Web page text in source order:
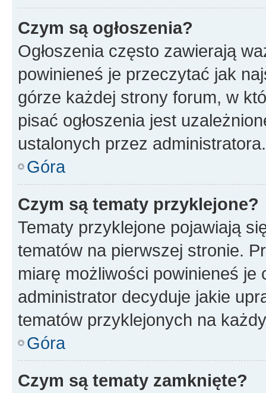
Czym są ogłoszenia?
Ogłoszenia często zawierają
powinieneś je przeczytać jak
górze każdej strony forum, w
pisać ogłoszenia jest
ustalonych przez administratora.
Góra
Czym są tematy przyklejone?
Tematy przyklejone pojawiają
tematów na pierwszej stronie.
miarę możliwości powinieneś je
administrator decyduje jakie
tematów przyklejonych na
Góra
Czym są tematy zamknięte?